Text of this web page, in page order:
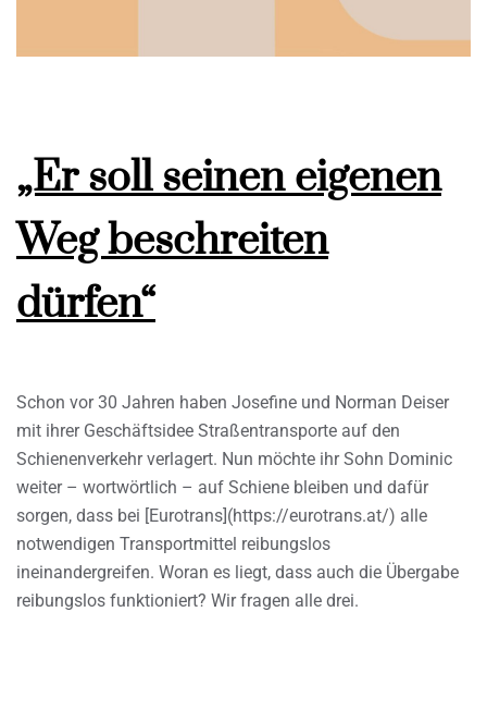
„Er soll seinen eigenen
Weg beschreiten
dürfen“
Schon vor 30 Jahren haben Josefine und Norman Deiser
mit ihrer Geschäftsidee Straßentransporte auf den
Schienenverkehr verlagert. Nun möchte ihr Sohn Dominic
weiter – wortwörtlich – auf Schiene bleiben und dafür
sorgen, dass bei [Eurotrans](https://eurotrans.at/) alle
notwendigen Transportmittel reibungslos
ineinandergreifen. Woran es liegt, dass auch die Übergabe
reibungslos funktioniert? Wir fragen alle drei.